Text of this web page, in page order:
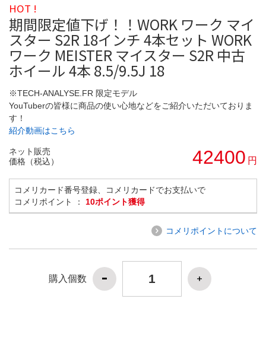
HOT !
期間限定値下げ！！WORK ワーク マイ
スター S2R 18インチ 4本セット WORK
ワーク MEISTER マイスター S2R 中古
ホイール 4本 8.5/9.5J 18
※TECH-ANALYSE.FR 限定モデル
YouTuberの皆様に商品の使い心地などをご紹介いただいておりま
す！
紹介動画はこちら
ネット販売
価格（税込）
42400 円
コメリカード番号登録、コメリカードでお支払いで
コメリポイント ： 10ポイント獲得
コメリポイントについて
購入個数